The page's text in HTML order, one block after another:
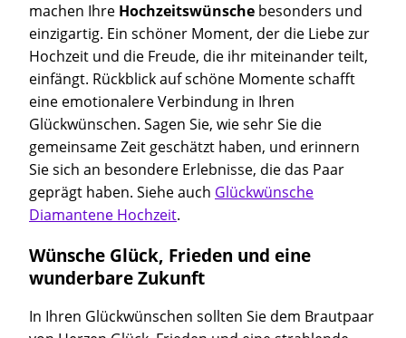
machen Ihre Hochzeitswünsche besonders und
einzigartig. Ein schöner Moment, der die Liebe zur
Hochzeit und die Freude, die ihr miteinander teilt,
einfängt. Rückblick auf schöne Momente schafft
eine emotionalere Verbindung in Ihren
Glückwünschen. Sagen Sie, wie sehr Sie die
gemeinsame Zeit geschätzt haben, und erinnern
Sie sich an besondere Erlebnisse, die das Paar
geprägt haben. Siehe auch Glückwünsche
Diamantene Hochzeit.
Wünsche Glück, Frieden und eine
wunderbare Zukunft
In Ihren Glückwünschen sollten Sie dem Brautpaar